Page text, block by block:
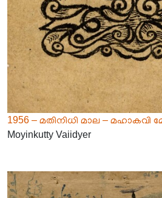
1956 – മതിനിധി മാല – മഹാകവി
Moyinkutty Vaiidyer